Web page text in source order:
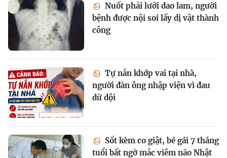
Nuốt phải lưỡi dao lam, người
bệnh được nội soi lấy dị vật thành
công
Tự nắn khớp vai tại nhà,
người đàn ông nhập viện vì đau
dữ dội
Sốt kèm co giật, bé gái 7 tháng
tuổi bất ngờ mắc viêm não Nhật